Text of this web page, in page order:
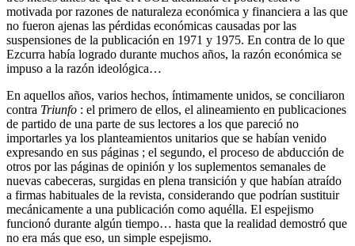
motivada por razones de naturaleza económica y financiera a las que
no fueron ajenas las pérdidas económicas causadas por las
suspensiones de la publicación en 1971 y 1975. En contra de lo que
Ezcurra había logrado durante muchos años, la razón económica se
impuso a la razón ideológica…
En aquellos años, varios hechos, íntimamente unidos, se conciliaron
contra Triunfo : el primero de ellos, el alineamiento en publicaciones
de partido de una parte de sus lectores a los que pareció no
importarles ya los planteamientos unitarios que se habían venido
expresando en sus páginas ; el segundo, el proceso de abducción de
otros por las páginas de opinión y los suplementos semanales de
nuevas cabeceras, surgidas en plena transición y que habían atraído
a firmas habituales de la revista, considerando que podrían sustituir
mecánicamente a una publicación como aquélla. El espejismo
funcionó durante algún tiempo… hasta que la realidad demostró que
no era más que eso, un simple espejismo.